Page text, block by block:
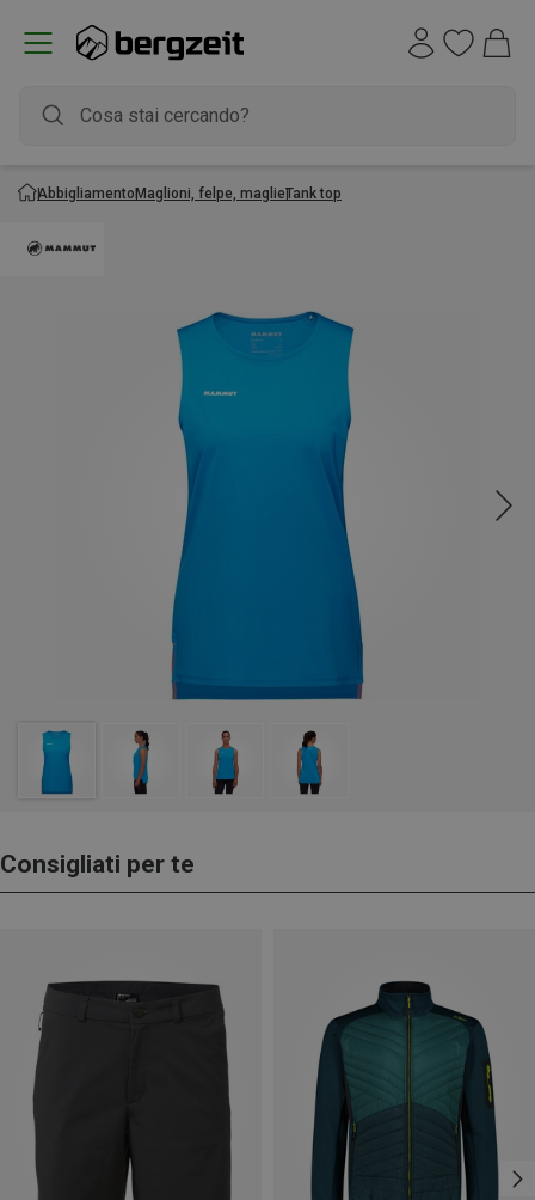
AbbigliamentoMaglioni, felpe, maglieTank top
Consigliati per te